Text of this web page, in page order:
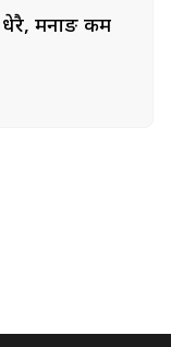
धेरै, मनाङ कम